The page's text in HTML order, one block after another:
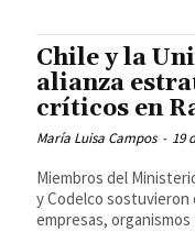
Chile y la
alianza
críticos en
María Luisa Campos - 19
Miembros del
y Codelco
empresas,